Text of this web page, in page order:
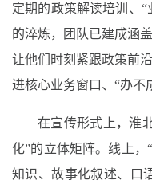
定期的政策解读培训、
的淬炼，团队已建成涵
让他们时刻紧跟政策前
进核心业务窗口、“办不
在宣传形式上，淮
化”的立体矩阵。线上
知识、故事化叙述、口